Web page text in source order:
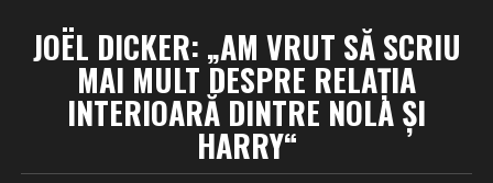
JOËL DICKER: „AM VRUT SĂ SCRIU
MAI MULT DESPRE RELAȚIA
INTERIOARĂ DINTRE NOLA ȘI
HARRY“